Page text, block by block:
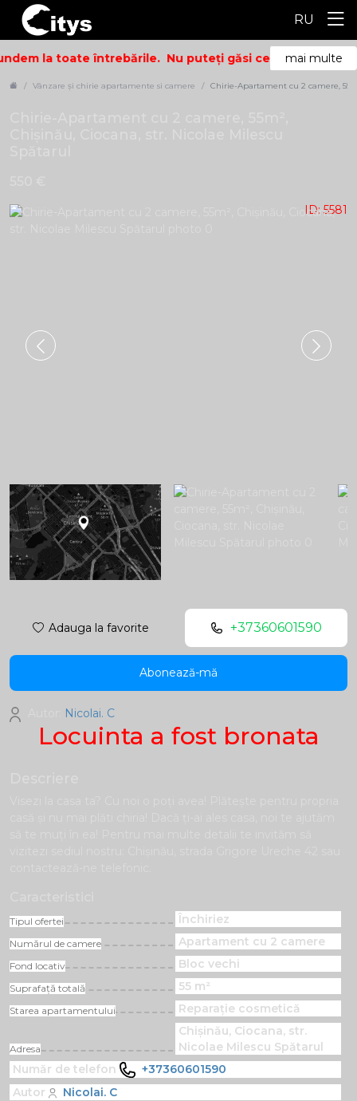
RU
la toate întrebările. Nu puteți găsi ceea ce căutați?
mai multe
Vânzare și chirie apartamente si camere Chirie-Apartament cu 2 camere,
Locuinta a fost bronata
Tipul ofertei Închiriez
Numărul de camere Apartament cu 2 camere
Fond locativ Bloc vechi
Suprafață totală 55 m²
Starea apartamentului Reparație cosmetică
Adresa
Chișinău, Ciocana, str.
Nicolae Milescu Spătarul
Număr de telefon
+37360601590
Autor
Nicolai. C
ID: 5581
Adauga la favorite +37360601590
Abonează-mă
Nicolai. C